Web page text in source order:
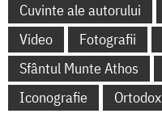
Cuvinte ale autorului
Video
Fotografii
Sfântul Munte Athos
Iconografie